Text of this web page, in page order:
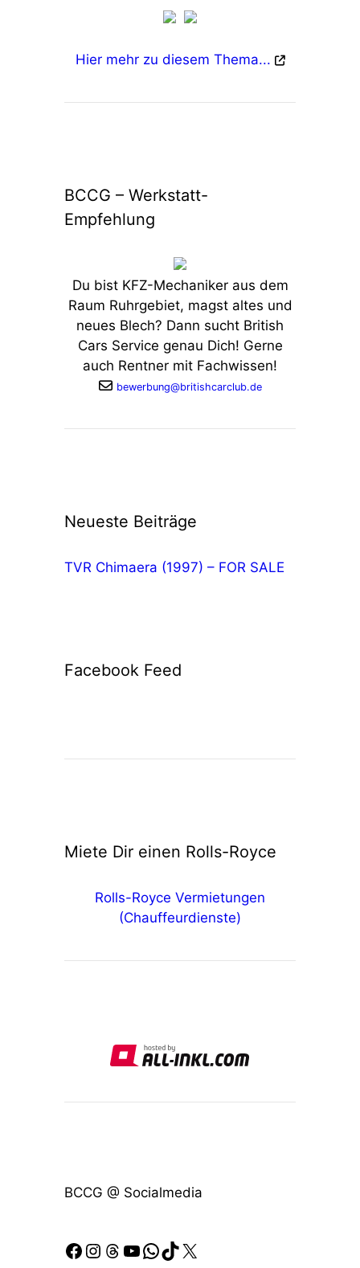
Hier mehr zu diesem Thema...
BCCG – Werkstatt-
Empfehlung
Du bist KFZ-Mechaniker aus dem
Raum Ruhrgebiet, magst altes und
neues Blech? Dann sucht British
Cars Service genau Dich! Gerne
auch Rentner mit Fachwissen!
bewerbung@britishcarclub.de
Neueste Beiträge
TVR Chimaera (1997) – FOR SALE
Facebook Feed
Miete Dir einen Rolls-Royce
Rolls-Royce Vermietungen
(Chauffeurdienste)
BCCG @ Socialmedia
Facebook
Instagram
Threads
YouTube
WhatsApp
TikTok
X